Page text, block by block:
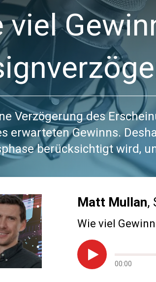
viel
Verzögerung des
erwarteten Gewinns.
berücksichtigt wird,
Matt Mullan,
Wie viel

00:00